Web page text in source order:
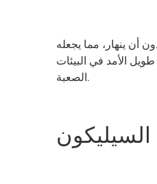
أن ينهار، مما يجعله
الأمد في البيئات
الصعبة.